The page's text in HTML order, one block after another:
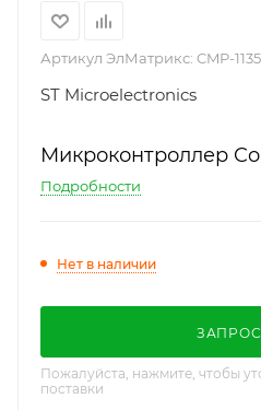
Артикул ЭлМатрикс: CMP-
ST Microelectronics
Микроконтроллер
Подробности
Нет в наличии
Пожалуйста, нажмите, чтобы
поставки